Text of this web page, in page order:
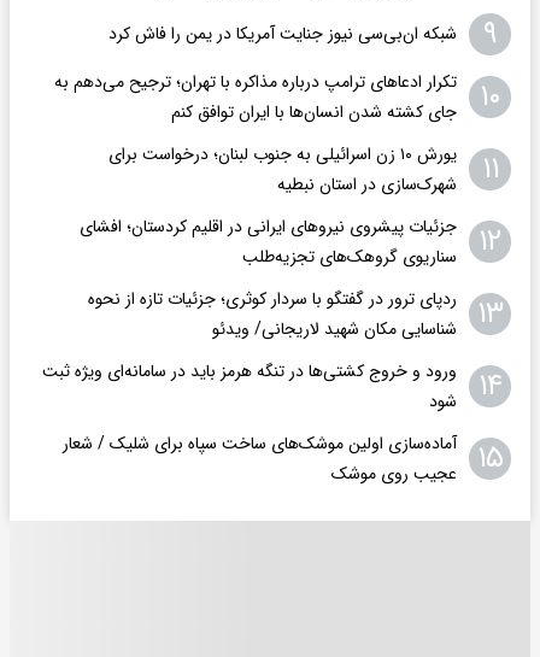
۹ شبکه ان‌بی‌سی نیوز جنایت آمریکا در یمن را فاش کرد
۱۰
تکرار ادعاهای ترامپ درباره مذاکره با تهران؛ ترجیح می‌دهم به
جای کشته شدن انسان‌ها با ایران توافق کنم
۱۱
یورش ۱۰ زن اسرائیلی به جنوب لبنان؛ درخواست برای
شهرک‌سازی در استان نبطیه
۱۲
جزئیات پیشروی نیروهای ایرانی در اقلیم کردستان؛ افشای
سناریوی گروهک‌های تجزیه‌طلب
۱۳
ردپای ترور در گفتگو با سردار کوثری؛ جزئیات تازه از نحوه
شناسایی مکان شهید لاریجانی/ ویدئو
۱۴
ورود و خروج کشتی‌ها در تنگه هرمز باید در سامانه‌ای ویژه ثبت
شود
۱۵
آماده‌سازی اولین موشک‌های ساخت سپاه برای شلیک / شعار
عجیب روی موشک